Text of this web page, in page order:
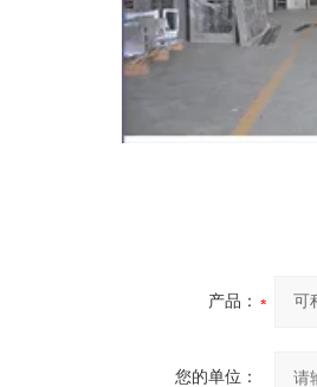
产品：
您的单位：